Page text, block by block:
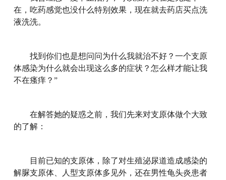
在，吃药感觉也没什么特别效果，现在就去药店买点洗
液洗洗。
找到你们也是想问问为什么我就治不好？一个支原
体感染为什么就会出现这么多的症状？怎么样才能让我
不在瘙痒？”
在解答她的疑惑之前，我们先来对支原体做个大致
的了解：
目前已知的支原体，除了对生殖泌尿道造成感染的
解脲支原体、人型支原体多见外，还在男性龟头炎患者